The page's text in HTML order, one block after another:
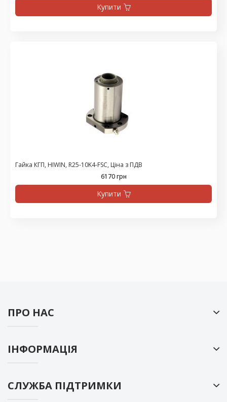
Купити
Гайка КГП, HIWIN, R25-10K4-FSC, Ціна з ПДВ
6170 грн
Купити
ПРО НАС
ІНФОРМАЦІЯ
СЛУЖБА ПІДТРИМКИ